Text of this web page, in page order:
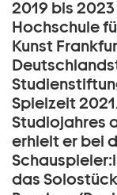
2019 bis
Hochschule
Kunst
Spielzeit
Studiojahres
erhielt er bei
das